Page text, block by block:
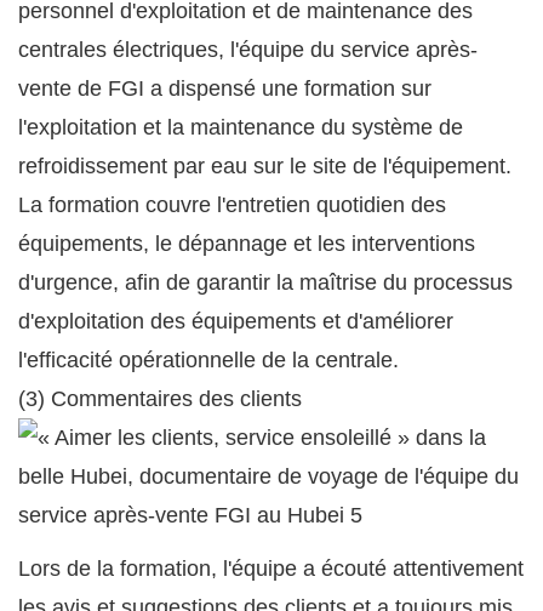
personnel d'exploitation et de maintenance des
centrales électriques, l'équipe du service après-
vente de FGI a dispensé une formation sur
l'exploitation et la maintenance du système de
refroidissement par eau sur le site de l'équipement.
La formation couvre l'entretien quotidien des
équipements, le dépannage et les interventions
d'urgence, afin de garantir la maîtrise du processus
d'exploitation des équipements et d'améliorer
l'efficacité opérationnelle de la centrale.
(3) Commentaires des clients
Lors de la formation, l'équipe a écouté attentivement